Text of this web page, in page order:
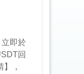
即於
回
，